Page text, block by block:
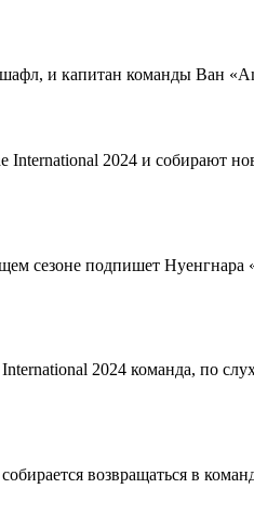
и капитан команды Ван
International 2024 и собирают
сезоне подпишет Нуенгнара
2024 команда, по
возвращаться в